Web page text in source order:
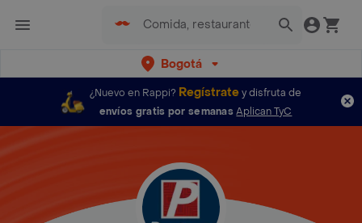
Bogotá
¿Nuevo en Rappi? Regístratey disfruta de
envíos gratis por semanas Aplican TyC